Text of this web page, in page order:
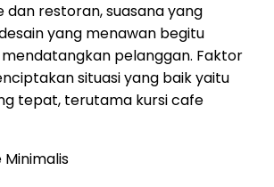
dan restoran, suasana yang
yang menawan begitu
pelanggan. Faktor
situasi yang baik yaitu
tepat, terutama kursi cafe